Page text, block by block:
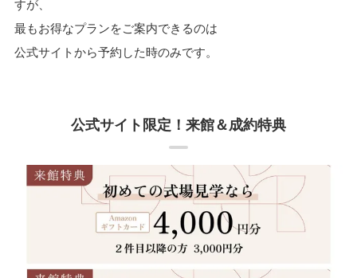
すが、
最もお得なプランをご案内できるのは
公式サイトから予約した時のみです。
公式サイト限定！来館＆成約特典